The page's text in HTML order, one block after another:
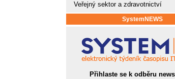
Veřejný sektor a zdravotnictví
SystemNEWS
Přihlaste se k odběru